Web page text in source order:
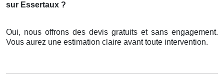
sur Essertaux ?
Oui, nous offrons des devis gratuits et sans engagement.
Vous aurez une estimation claire avant toute intervention.